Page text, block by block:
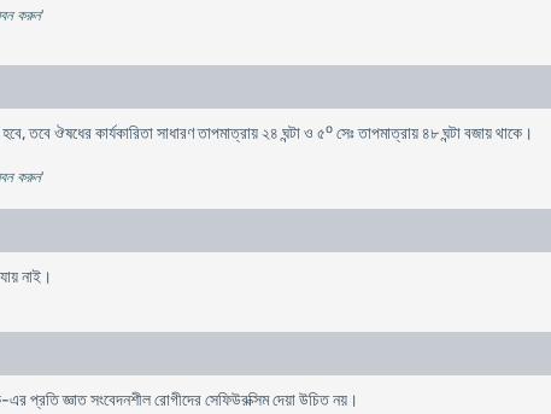
করুন'
ঔষধের কার্যকারিতা সাধারণ তাপমাত্রায় ২৪ ঘন্টা ও ৫oসেঃ তাপমাত্রায় ৪৮ ঘন্টা বজায় থাকে।
করুন'
নাই।
প্রতি জ্ঞাত সংবেদনশীল রোগীদের সেফিউরক্সিম দেয়া উচিত নয়।